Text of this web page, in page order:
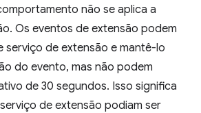
não se aplica a
Os eventos de extensão podem
serviço de extensão e mantê-lo
do evento, mas não podem
de 30 segundos. Isso significa
de extensão podiam ser